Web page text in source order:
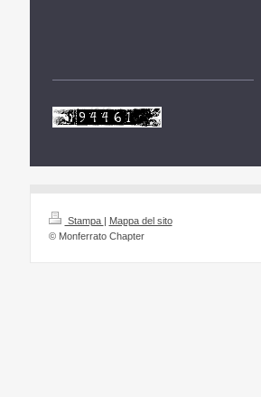
Stampa | Mappa del sito
© Monferrato Chapter